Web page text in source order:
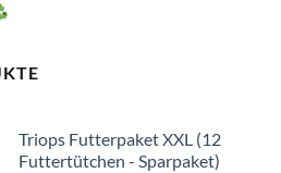
Triops Futterpaket XXL (12
Futtertütchen - Sparpaket)